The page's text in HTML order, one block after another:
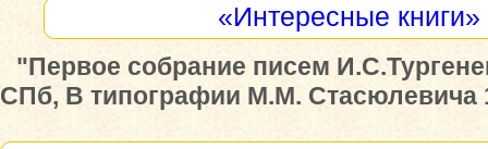
«Интересные книги»
"Первое собрание писем
СПб, В типографии М.М. Стасюлевича